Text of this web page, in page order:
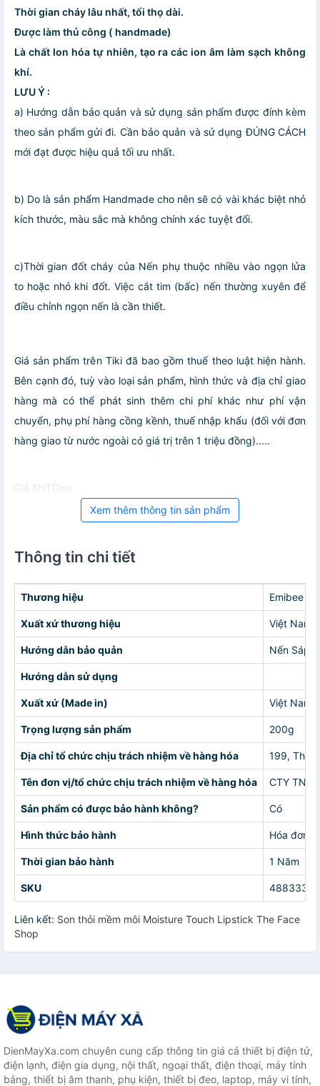
Thời gian cháy lâu nhất, tổi thọ dài.
Được làm thủ công ( handmade)
Là chất Ion hóa tự nhiên, tạo ra các ion âm làm sạch không
khí.
LƯU Ý :
a) Hướng dẫn bảo quản và sử dụng sản phẩm được đính kèm
theo sản phẩm gửi đi. Cần bảo quản và sử dụng ĐÚNG CÁCH
mới đạt được hiệu quả tối ưu nhất.
b) Do là sản phẩm Handmade cho nên sẽ có vài khác biệt nhỏ
kích thước, màu sắc mà không chính xác tuyệt đối.
c)Thời gian đốt cháy của Nến phụ thuộc nhiều vào ngọn lửa
to hoặc nhỏ khi đốt. Việc cắt tim (bấc) nến thường xuyên để
điều chỉnh ngọn nến là cần thiết.
Giá sản phẩm trên Tiki đã bao gồm thuế theo luật hiện hành.
Bên cạnh đó, tuỳ vào loại sản phẩm, hình thức và địa chỉ giao
hàng mà có thể phát sinh thêm chi phí khác như phí vận
chuyển, phụ phí hàng cồng kềnh, thuế nhập khẩu (đối với đơn
hàng giao từ nước ngoài có giá trị trên 1 triệu đồng).....
Giá ENTGon
Xem thêm thông tin sản phẩm
Thông tin chi tiết
Thương hiệu Emibee
Xuất xứ thương hiệu Việt Nam
Hướng dẫn bảo quản Nến Sáp
Hướng dẫn sử dụng
Xuất xứ (Made in) Việt Nam
Trọng lượng sản phẩm 200g
Địa chỉ tổ chức chịu trách nhiệm về hàng hóa 199, Thới
Tên đơn vị/tổ chức chịu trách nhiệm về hàng hóa CTY
Sản phẩm có được bảo hành không? Có
Hình thức bảo hành Hóa đơn
Thời gian bảo hành 1 Năm
SKU
Liên kết: Son thỏi mềm môi Moisture Touch Lipstick The Face
Shop
DienMayXa.com chuyên cung cấp thông tin giá cả thiết bị điện tử,
điện lạnh, điện gia dụng, nội thất, ngoại thất, điện thoại, máy tính
bảng, thiết bị âm thanh, phụ kiện, thiết bị đeo, laptop, máy vi tính,